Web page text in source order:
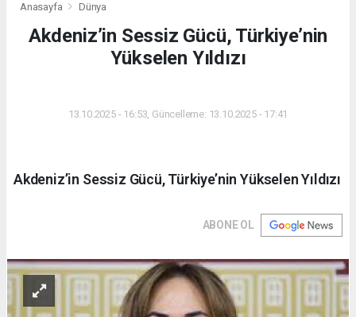
Anasayfa Dünya
Akdeniz’in Sessiz Gücü, Türkiye’nin
Yükselen Yıldızı
13.10.2025 - 16:53, Güncelleme: 13.10.2025 - 17:41
Akdeniz’in Sessiz Gücü, Türkiye’nin Yükselen Yıldızı
ABONE OL